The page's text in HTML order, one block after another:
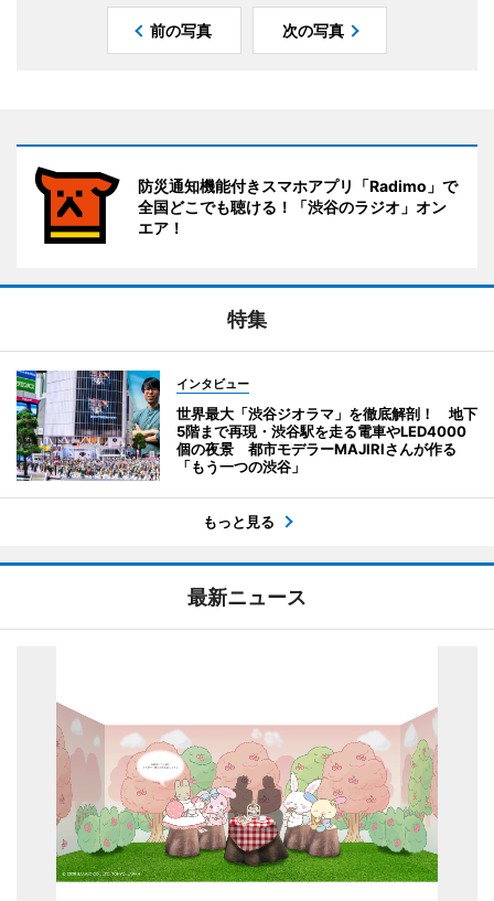
前の写真 次の写真
防災通知機能付きスマホアプリ「Radimo」で
全国どこでも聴ける！「渋谷のラジオ」オン
エア！
特集
インタビュー
世界最大「渋谷ジオラマ」を徹底解剖！ 地下
5階まで再現・渋谷駅を走る電車やLED4000
個の夜景 都市モデラーMAJIRIさんが作る
「もう一つの渋谷」
もっと見る
最新ニュース